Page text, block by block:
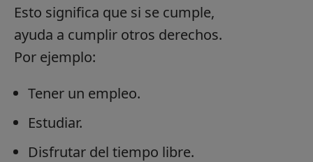
Esto significa que si se cumple,
ayuda a cumplir otros derechos.
Por ejemplo:
Tener un empleo.
Estudiar.
Disfrutar del tiempo libre.